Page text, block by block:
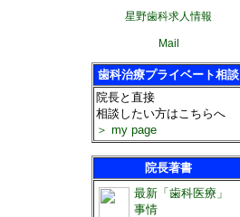
星野歯科求人情報
Mail
歯科治療プライベート相談
院長と直接
相談したい方はこちらへ
＞ my page
院長著書
最新「歯科医療」
事情